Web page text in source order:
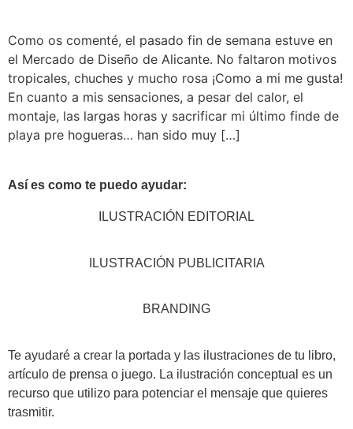
Como os comenté, el pasado fin de semana estuve en
el Mercado de Diseño de Alicante. No faltaron motivos
tropicales, chuches y mucho rosa ¡Como a mi me gusta!
En cuanto a mis sensaciones, a pesar del calor, el
montaje, las largas horas y sacrificar mi último finde de
playa pre hogueras… han sido muy […]
Así es como te puedo ayudar:
ILUSTRACIÓN EDITORIAL
ILUSTRACIÓN PUBLICITARIA
BRANDING
Te ayudaré a crear la portada y las ilustraciones de tu libro,
artículo de prensa o juego. La ilustración conceptual es un
recurso que utilizo para potenciar el mensaje que quieres
trasmitir.